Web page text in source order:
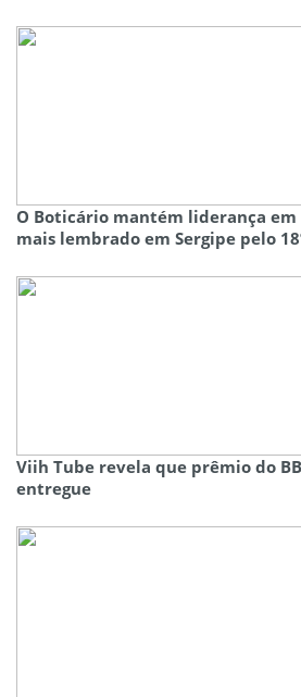
O Boticário mantém liderança
mais lembrado em Sergipe pelo
Viih Tube revela que prêmio do
entregue